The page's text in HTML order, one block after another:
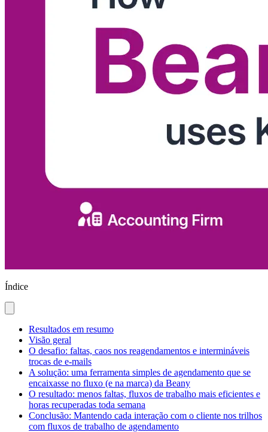
Índice
Resultados em resumo
Visão geral
O desafio: faltas, caos nos reagendamentos e intermináveis
trocas de e-mails
A solução: uma ferramenta simples de agendamento que se
encaixasse no fluxo (e na marca) da Beany
O resultado: menos faltas, fluxos de trabalho mais eficientes e
horas recuperadas toda semana
Conclusão: Mantendo cada interação com o cliente nos trilhos
com fluxos de trabalho de agendamento